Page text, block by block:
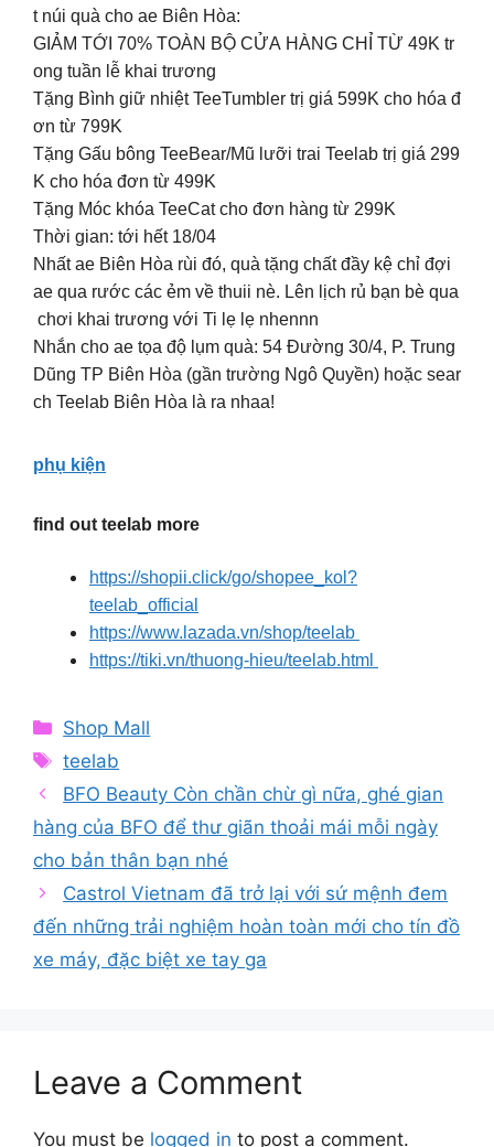
t núi quà cho ae Biên Hòa:
GIẢM TỚI 70% TOÀN BỘ CỬA HÀNG CHỈ TỪ 49K tr
ong tuần lễ khai trương
Tặng Bình giữ nhiệt TeeTumbler trị giá 599K cho hóa đ
ơn từ 799K
Tặng Gấu bông TeeBear/Mũ lưỡi trai Teelab trị giá 299
K cho hóa đơn từ 499K
Tặng Móc khóa TeeCat cho đơn hàng từ 299K
Thời gian: tới hết 18/04
Nhất ae Biên Hòa rùi đó, quà tặng chất đầy kệ chỉ đợi
ae qua rước các ẻm về thuii nè. Lên lịch rủ bạn bè qua
chơi khai trương với Ti lẹ lẹ nhennn
Nhắn cho ae tọa độ lụm quà: 54 Đường 30/4, P. Trung
Dũng TP Biên Hòa (gần trường Ngô Quyền) hoặc sear
ch Teelab Biên Hòa là ra nhaa!
phụ kiện
find out teelab more
https://shopii.click/go/shopee_kol?
teelab_official
https://www.lazada.vn/shop/teelab
https://tiki.vn/thuong-hieu/teelab.html
Categories
Shop Mall
Tags
teelab
BFO Beauty Còn chần chừ gì nữa, ghé gian
hàng của BFO để thư giãn thoải mái mỗi ngày
cho bản thân bạn nhé
Castrol Vietnam đã trở lại với sứ mệnh đem
đến những trải nghiệm hoàn toàn mới cho tín đồ
xe máy, đặc biệt xe tay ga
Leave a Comment
You must be logged in to post a comment.